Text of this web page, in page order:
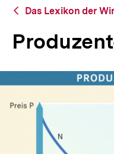
Zurück
Übersicht
Das Lexikon der